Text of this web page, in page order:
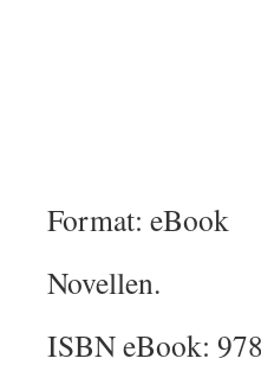
Format: eBook
Novellen.
ISBN eBook: